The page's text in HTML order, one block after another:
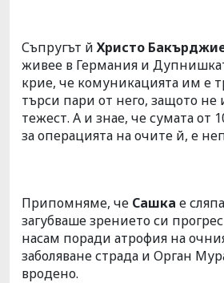
Съпругът йХристо
живее в Германия и
крие, че комуникацията им е
търси пари от него, защото не
тежест. А и знае, че сумата от
за операцията на очите й, е
Припомняме, че Сашка е
загубваше зрението си
насам поради атрофия на
заболяване страда и Орган
вродено.